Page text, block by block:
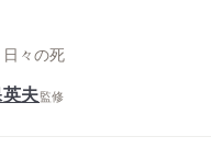
々の死
夫監修